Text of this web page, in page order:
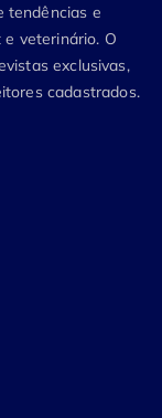
tendências e
veterinário. O
exclusivas,
cadastrados.